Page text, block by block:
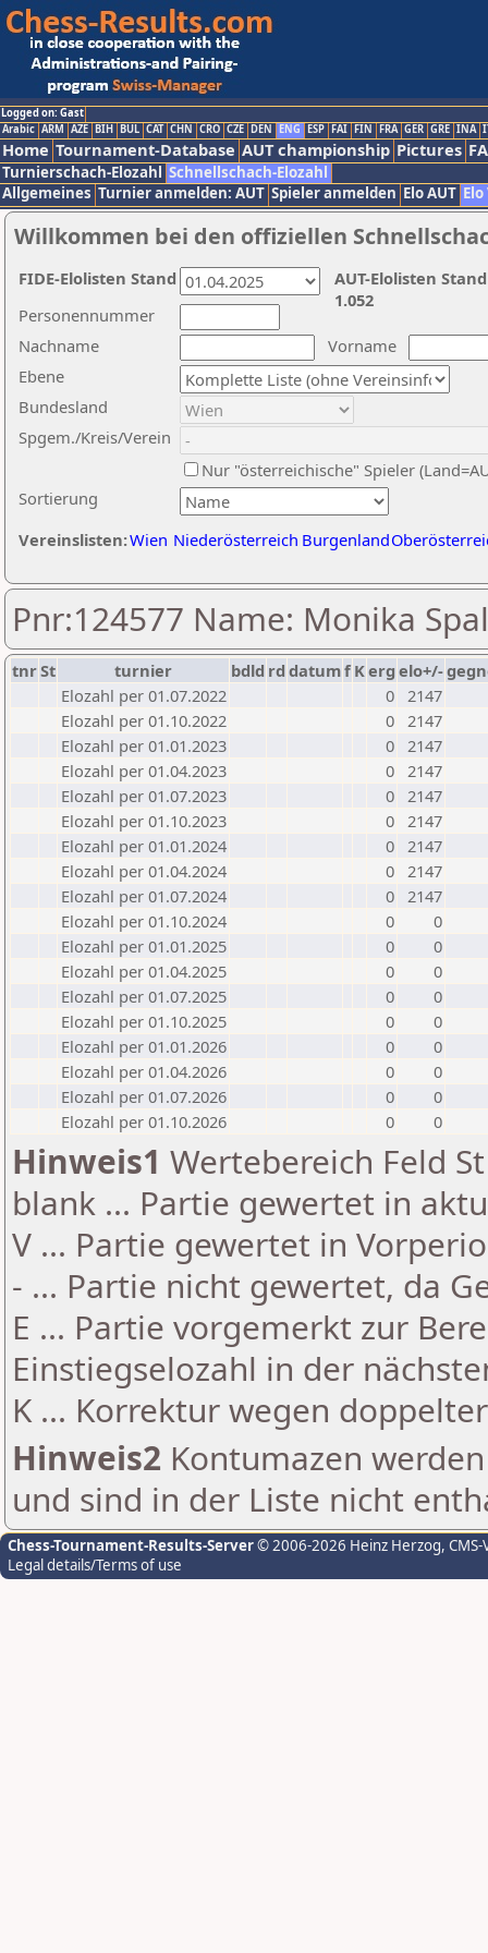
Logged on: Gast
Arabic ARM AZE BIH BUL CAT CHN CRO CZE DEN ENG ESP FAI FIN FRA GER GRE INA
Home Tournament-Database AUT championship Pictures
Turnierschach-Elozahl Schnellschach-Elozahl
Allgemeines Turnier anmelden: AUT Spieler anmelden Elo AUT
Willkommen bei den offiziellen
Nachname
Vorname
Ebene
Sortierung
Personennummer
Bundesland
Spgem./Kreis/Verein
Nur "österreichische" Spieler
Vereinslisten:Wien Niederösterreich Burgenland
AUT-Elolisten
1.052
FIDE-Elolisten Stand
Pnr:124577 Name: Monika
tnrSt turnier bdld rd datumf Kerg elo+/-
Elozahl per 01.07.2022
0 2147
Elozahl per 01.10.2022
0 2147
Elozahl per 01.01.2023
0 2147
Elozahl per 01.04.2023
0 2147
Elozahl per 01.07.2023
0 2147
Elozahl per 01.10.2023
0 2147
Elozahl per 01.01.2024
0 2147
Elozahl per 01.04.2024
0 2147
Elozahl per 01.07.2024
0 2147
Elozahl per 01.10.2024
0
0
Elozahl per 01.01.2025
0
0
Elozahl per 01.04.2025
0
0
Elozahl per 01.07.2025
0
0
Elozahl per 01.10.2025
0
0
Elozahl per 01.01.2026
0
0
Elozahl per 01.04.2026
0
0
Elozahl per 01.07.2026
0
0
Elozahl per 01.10.2026
0 0
Hinweis1 Wertebereich Feld
blank ... Partie gewertet in
V ... Partie gewertet in
- ... Partie nicht gewertet, da
E ... Partie vorgemerkt zur
Einstiegselozahl in der
K ... Korrektur wegen
Hinweis2 Kontumazen
und sind in der Liste nicht
Chess-Tournament-Results-Server© 2006-2026 Heinz Herzog,
Legal details/Terms of use